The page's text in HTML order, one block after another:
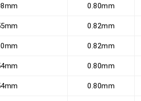
0.80mm
0.82mm
0.82mm
0.80mm
0.80mm